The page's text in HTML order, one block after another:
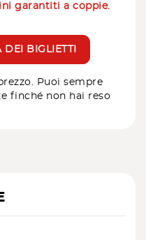
garantiti a coppie.
DEI BIGLIETTI
Puoi sempre
finché non hai reso